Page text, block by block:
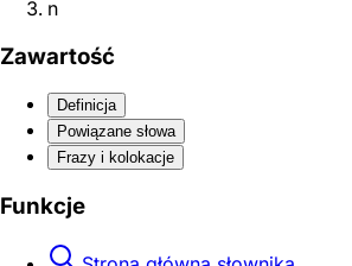
n
Zawartość
Definicja
Powiązane słowa
Frazy i kolokacje
Funkcje